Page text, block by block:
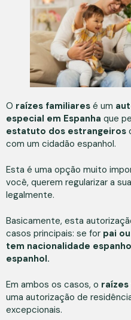
O raízes familiares é um
especial em Espanha que
estatuto dos estrangeiros
com um cidadão espanhol.
Esta é uma opção muito
você, querem regularizar a
legalmente.
Basicamente, esta
casos principais: se for pai
tem nacionalidade
espanhol.
Em ambos os casos, o
uma autorização de
excepcionais.